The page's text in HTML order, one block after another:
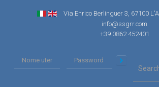
Via Enrico Berlinguer 3, 67100
info@ssgrr.com
+39 0862 452401